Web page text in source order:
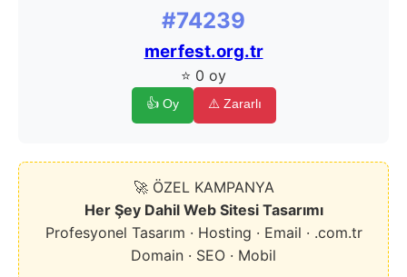
#74239
merfest.org.tr
⭐ 0 oy
👍 Oy ⚠️ Zararlı
🚀 ÖZEL KAMPANYA
Her Şey Dahil Web Sitesi Tasarımı
Profesyonel Tasarım · Hosting · Email · .com.tr
Domain · SEO · Mobil